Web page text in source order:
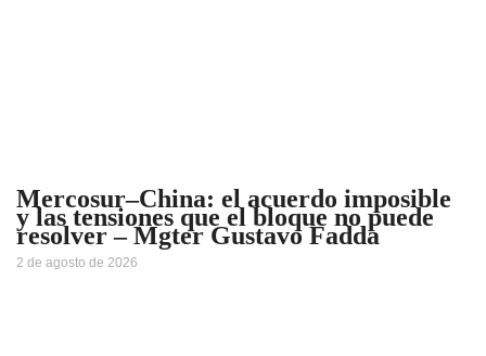
Mercosur–China: el acuerdo imposible
y las tensiones que el bloque no puede
resolver – Mgter Gustavo Fadda
2 de agosto de 2026